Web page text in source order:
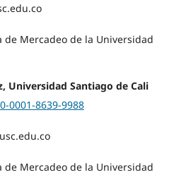
Mercadeo de la Universidad
Universidad Santiago de Cali
0001-8639-9988
Mercadeo de la Universidad